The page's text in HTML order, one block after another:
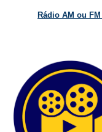
Rádio AM ou FM